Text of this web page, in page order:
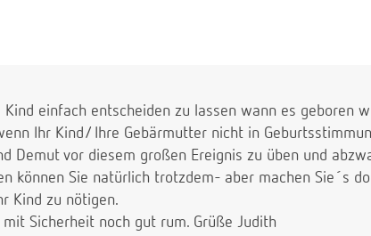
einfach entscheiden zu lassen wann es geboren
Ihr Kind/ Ihre Gebärmutter nicht in
Demut vor diesem großen Ereignis zu üben und
können Sie natürlich trotzdem- aber machen Sie´s
Kind zu nötigen.
Sicherheit noch gut rum. Grüße Judith